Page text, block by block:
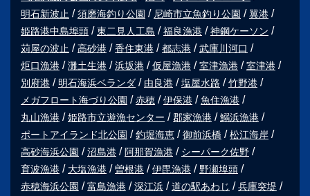
明石新波止
須磨海釣り公園 尼崎市立魚釣り公園
翼港
姫路港中島埠頭
東二見人工島 福良漁港
神鋼ケーソン
苅屋の波止
高砂港 香住東港 都志港
武庫川河口
炬口漁港
灘土生港 浜坂港 仮屋漁港 室津漁港
室津港
別府港
明石海浜ベランダ 由良港 塩屋水路
竹野港
メガフロート海づり公園
赤穂 伊保港
魚住漁港
丸山漁港
姫路市立遊漁センター 郡家漁港
鰯浜漁港
ポートアイランド北公園
釣堀海恵 御前浜橋
松江海岸
高砂海浜公園
沼島港 阿那賀漁港
シーパーク佐野
育波漁港
大塩漁港 曽根港 伊毘漁港
野瀬埠頭
赤穂海浜公園
富島漁港 深江浜 道の駅あわじ
兵庫突堤